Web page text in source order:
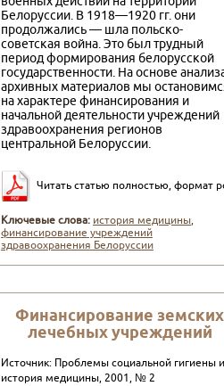
Белоруссии. В 1918—1920 гг. они
продолжались — шла польско-
советская война. Это был трудный
период формирования белорусской
государственности. На основе
архивных материалов мы
на характере финансирования и
начальной деятельности учреждений
здравоохранения регионов
центральной Белоруссии.
Читать статью полностью, формат
Ключевые слова: история медицины,
финансирование учреждений
здравоохранения Белоруссии
Финансирование земских
лечебных учреждений
Источник: Проблемы социальной гигиены и
история медицины, 2001, № 2